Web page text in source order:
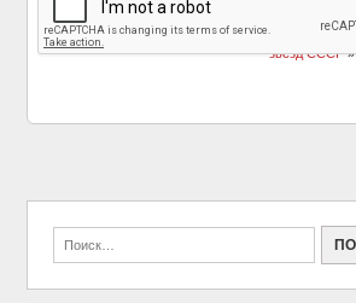
Штангист Алексей
Вахонин: «Х… вы
шахтёров знаете!»
детях гениев — а вот
и нет дети и внуки
звезд СССР»